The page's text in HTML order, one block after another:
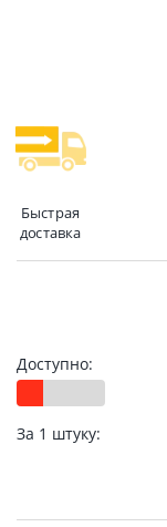
Быстрая
доставка
Доступно:
За 1 штуку: